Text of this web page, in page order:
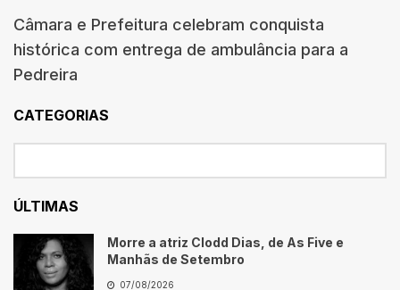
Câmara e Prefeitura celebram conquista
histórica com entrega de ambulância para a
Pedreira
CATEGORIAS
ÚLTIMAS
Morre a atriz Clodd Dias, de As Five e
Manhãs de Setembro
07/08/2026